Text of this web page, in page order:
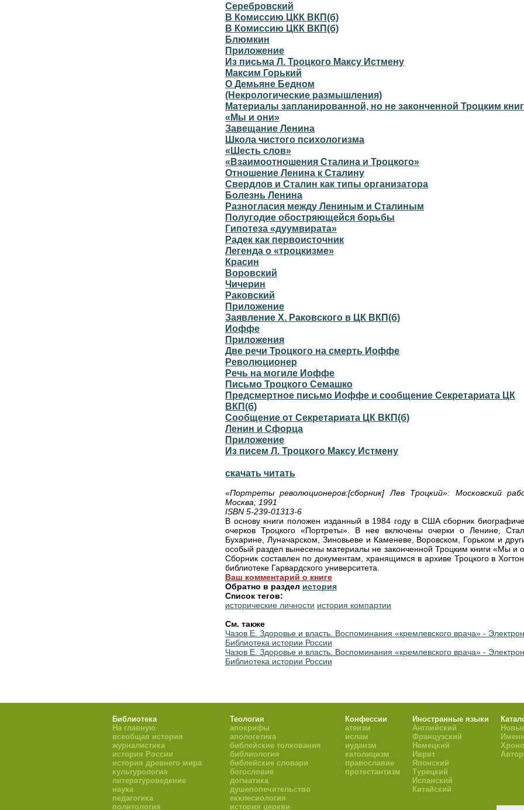
Серебровский
В Комиссию ЦКК ВКП(б)
В Комиссию ЦКК ВКП(б)
Блюмкин
Приложение
Из письма Л. Троцкого Максу Истмену
Максим Горький
О Демьяне Бедном
(Некрологические размышления)
Материалы запланированной, но не законченной Троцким
«Мы и они»
Завещание Ленина
Школа чистого психологизма
«Шесть слов»
«Взаимоотношения Сталина и Троцкого»
Отношение Ленина к Сталину
Свердлов и Сталин как типы организатора
Болезнь Ленина
Разногласия между Лениным и Сталиным
Полугодие обостряющейся борьбы
Гипотеза «дуумвирата»
Радек как первоисточник
Легенда о «троцкизме»
Красин
Воровский
Чичерин
Раковский
Приложение
Заявление X. Раковского в ЦК ВКП(б)
Иоффе
Приложения
Две речи Троцкого на смерть Иоффе
Революционер
Речь на могиле Иоффе
Письмо Троцкого Семашко
Предсмертное письмо Иоффе и сообщение Секретариата ЦК
ВКП(б)
Сообщение от Секретариата ЦК ВКП(б)
Ленин и Сфорца
Приложение
Из писем Л. Троцкого Максу Истмену
скачать читать
«Портреты революционеров:[сборник] Лев Троцкий»: Московский
Москва; 1991
ISBN 5-239-01313-6
В основу книги положен изданный в 1984 году в США сборник
очерков Троцкого «Портреты». В нее включены очерки о Ленине,
Бухарине, Луначарском, Зиновьеве и Каменеве, Воровском, Горьком и
особый раздел вынесены материалы не законченной Троцким книги «Мы и
Сборник составлен по документам, хранящимся в архиве Троцкого в
библиотеке Гарвардского университета.
Ваш комментарий о книге
Обратно в раздел история
Список тегов:
исторические личности история компартии
См. также
Чазов Е. Здоровье и власть. Воспоминания «кремлевского врача» -
Библиотека истории России
Чазов Е. Здоровье и власть. Воспоминания «кремлевского врача» -
Библиотека истории России
Библиотека
На главную
всеобщая история
журналистика
история России
история древнего мира
культурология
литературоведение
наука
педагогика
политология
Теология
апокрифы
апологетика
библейские толкования
библиология
библейские словари
богословие
догматика
душепопечительство
екклесиология
история церкви
Конфессии
атеизм
ислам
иудаизм
католицизм
православие
протестантизм
Иностранные языки
Английский
Французский
Немецкий
Иврит
Японский
Турецкий
Испанский
Китайский